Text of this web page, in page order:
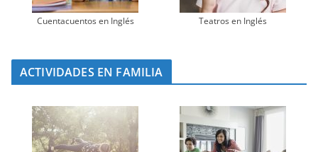
Cuentacuentos en Inglés Teatros en Inglés
ACTIVIDADES EN FAMILIA